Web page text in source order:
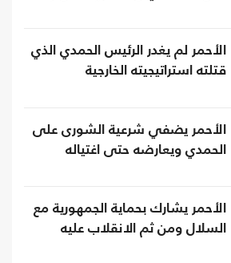
الأحمر لم يغدر الرئيس الحمدي الذي
قتلته استراتيجيته الخارجية
الأحمر يضفي شرعية الشورى على
الحمدي ويعارضه حتى اغتياله
الأحمر يشارك بحماية الجمهورية مع
السلال ومن ثم الانقلاب عليه